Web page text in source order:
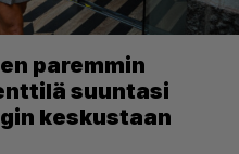
paremmin
suuntasi
keskustaan